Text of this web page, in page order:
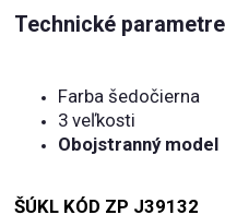
Technické parametre
Farba šedočierna
3 veľkosti
Obojstranný model
ŠÚKL KÓD ZP J39132